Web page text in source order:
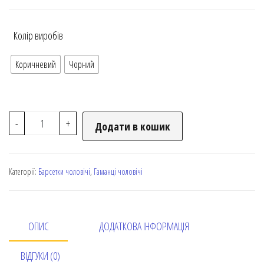
Колір виробів
Коричневий Чорний
- + Додати в кошик
Категорії: Барсетки чоловічі, Гаманці чоловічі
ОПИС ДОДАТКОВА ІНФОРМАЦІЯ
ВІДГУКИ (0)